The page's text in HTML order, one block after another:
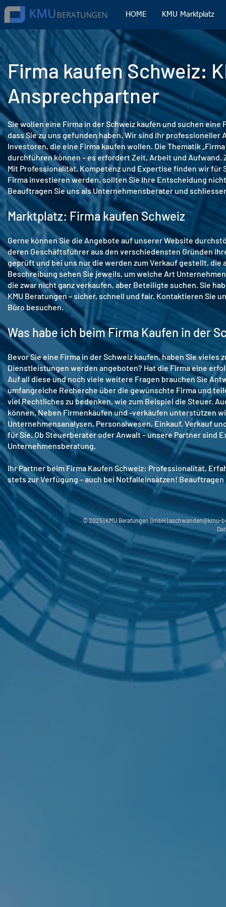
HOME KMU Marktplatz
Firma kaufen Schweiz:
Ansprechpartner
Sie wollen eine Firma in der Schweiz kaufen und suchen
dass Sie zu uns gefunden haben. Wir sind Ihr
Investoren, die eine Firma kaufen wollen. Die Thematik
durchführen können – es erfordert Zeit, Arbeit und Aufwand.
Mit Professionalität, Kompetenz und Expertise finden wir für
Firma investieren werden, sollten Sie Ihre Entscheidung
Beauftragen Sie uns als Unternehmensberater und
Marktplatz: Firma kaufen Schweiz
Gerne können Sie die Angebote auf unserer Website
deren Geschäftsführer aus den verschiedensten Gründen
geprüft und bei uns nur die werden zum Verkauf gestellt,
Beschreibung sehen Sie jeweils, um welche Art
die zwar nicht ganz verkaufen, aber Beteiligte suchen. Sie
KMU Beratungen – sicher, schnell und fair. Kontaktieren Sie
Büro besuchen.
Was habe ich beim Firma Kaufen in der
Bevor Sie eine Firma in der Schweiz kaufen, haben Sie
Dienstleistungen werden angeboten? Hat die Firma eine
Auf all diese und noch viele weitere Fragen brauchen Sie
umfangreiche Recherche über die gewünschte Firma und
viel Rechtliches zu bedenken, wie zum Beispiel die Steuer.
können. Neben Firmenkäufen und -verkäufen unterstützen
Unternehmensanalysen, Personalwesen, Einkauf, Verkauf
für Sie. Ob Steuerberater oder Anwalt – unsere Partner sind
Unternehmensberatung.
Ihr Partner beim Firma Kaufen Schweiz: Professionalität,
stets zur Verfügung – auch bei Notfalleinsätzen!
© 2025 | KMU Beratungen GmbH | aschwanden@kmu-